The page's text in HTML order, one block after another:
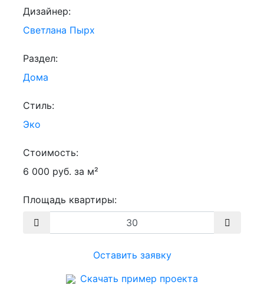
Дизайнер:
Светлана Пырх
Раздел:
Дома
Стиль:
Эко
Стоимость:
6 000 руб. за м²
Площадь квартиры:
Оставить заявку
Скачать пример проекта